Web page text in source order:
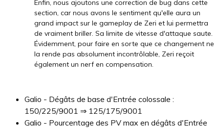
Enfin, nous ajoutons une correction de bug dans cette
section, car nous avons le sentiment qu'elle aura un
grand impact sur le gameplay de Zeri et lui permettra
de vraiment briller. Sa limite de vitesse d'attaque saute.
Évidemment, pour faire en sorte que ce changement ne
la rende pas absolument incontrôlable, Zeri reçoit
également un nerf en compensation.
Galio - Dégâts de base d'Entrée colossale :
150/225/9001 ⇒ 125/175/9001
Galio - Pourcentage des PV max en dégâts d'Entrée